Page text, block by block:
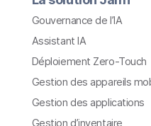
Gouvernance de l’IA
Assistant IA
Déploiement Zero-Touch
Gestion des appareils
Gestion des applications
Gestion d’inventaire